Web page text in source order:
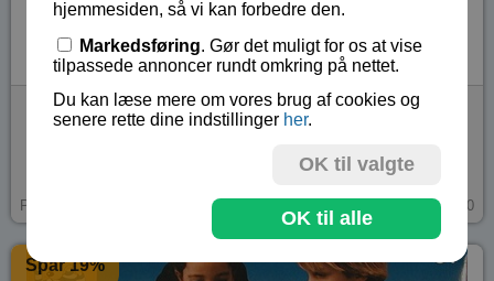
Vand - introduktionssæt
På lager kr 109,- TOK-2080
Spar 19%
hjemmesiden, så vi kan forbedre den.
Markedsføring. Gør det muligt for os at vise
tilpassede annoncer rundt omkring på nettet.
Du kan læse mere om vores brug af cookies og
senere rette dine indstillinger her.
OK til valgte
OK til alle